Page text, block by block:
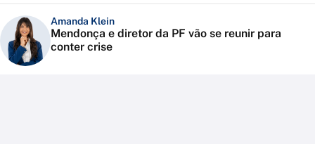
Amanda Klein
Mendonça e diretor da PF vão se reunir para
conter crise